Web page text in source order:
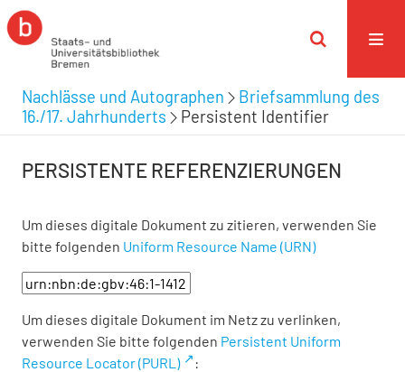
Nachlässe und Autographen
Briefsammlung des
16./17. Jahrhunderts
Persistent Identifier
PERSISTENTE REFERENZIERUNGEN
Um dieses digitale Dokument zu zitieren, verwenden Sie
bitte folgenden Uniform Resource Name (URN)
Um dieses digitale Dokument im Netz zu verlinken,
verwenden Sie bitte folgenden Persistent Uniform
Resource Locator (PURL)
: